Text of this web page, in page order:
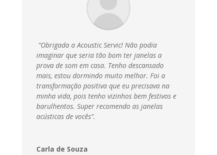
“Obrigada a Acoustic Servic! Não podia
imaginar que seria tão bom ter janelas a
prova de som em casa. Tenho descansado
mais, estou dormindo muito melhor. Foi a
transformação positiva que eu precisava na
minha vida, pois tenho vizinhos bem festivos e
barulhentos. Super recomendo as janelas
acústicas de vocês”.
Carla de Souza